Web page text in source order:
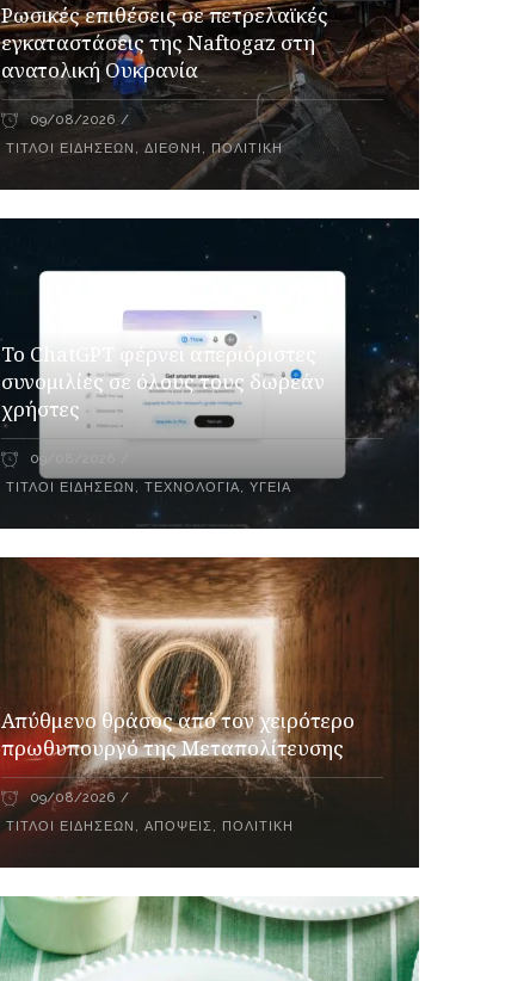
Ρωσικές επιθέσεις σε πετρελαϊκές
εγκαταστάσεις της Naftogaz στη
ανατολική Ουκρανία
09/08/2026
ΤΊΤΛΟΙ ΕΙΔΉΣΕΩΝ ,ΔΙΕΘΝΉ , ΠΟΛΙΤΙΚΉ
Το ChatGPT φέρνει απεριόριστες
συνομιλίες σε όλους τους δωρεάν
χρήστες
09/08/2026
ΤΊΤΛΟΙ ΕΙΔΉΣΕΩΝ ,ΤΕΧΝΟΛΟΓΊΑ,ΥΓΕΊΑ
Απύθμενο θράσος από τον χειρότερο
πρωθυπουργό της Μεταπολίτευσης
09/08/2026
ΤΊΤΛΟΙ ΕΙΔΉΣΕΩΝ ,ΑΠΌΨΕΙΣ, ΠΟΛΙΤΙΚΉ